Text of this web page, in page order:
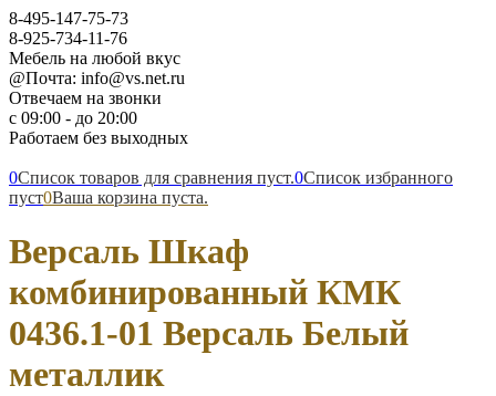
8-495-147-75-73
8-925-734-11-76
Мебель на любой вкус
@Почта: info@vs.net.ru
Отвечаем на звонки
с 09:00 - до 20:00
Работаем без выходных
0Список товаров для сравнения пуст.0Список избранного
пуст0Ваша корзина пуста.
Версаль Шкаф
комбинированный КМК
0436.1-01 Версаль Белый
металлик